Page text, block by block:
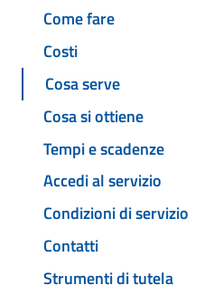
Come fare
Costi
Cosa serve
Cosa si ottiene
Tempi e scadenze
Accedi al servizio
Condizioni di servizio
Contatti
Strumenti di tutela